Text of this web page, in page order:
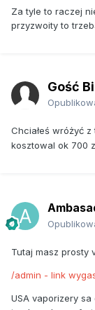
Za tyle to raczej
przyzwoity to
Gość
Chciałeś wróżyć z
kosztowal ok 700
Tutaj masz prosty
/admin - link
USA vaporizery